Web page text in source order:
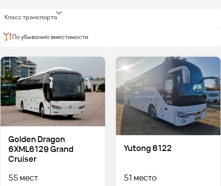
Класс транспорта
По убыванию вместимости
Golden Dragon
6XML6129 Grand
Cruiser
55 мест
Yutong 6122
51 место